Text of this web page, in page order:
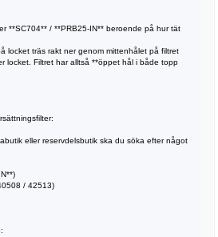
**SC704** / **PRB25-IN** beroende på hur tät
locket träs rakt ner genom mittenhålet på filtret
locket. Filtret har alltså **öppet hål i både topp
eller reservdelsbutik ska du söka efter något
/ 42513)